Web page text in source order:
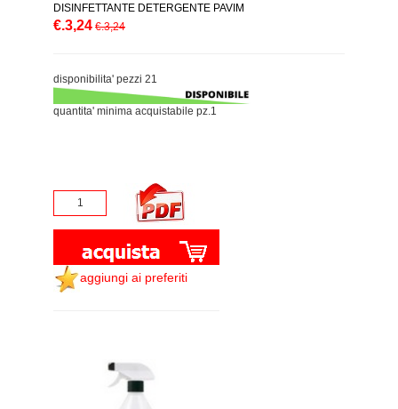
DISINFETTANTE DETERGENTE PAVIM
€.3,24 €.3,24
disponibilita' pezzi 21
quantita' minima acquistabile pz.1
aggiungi ai preferiti